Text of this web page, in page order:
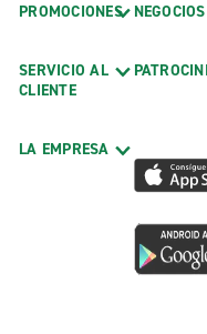
PROMOCIONES
SERVICIO AL
CLIENTE
LA EMPRESA
NEGOCIOS